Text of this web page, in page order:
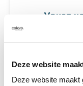
Deze website
Deze website maakt
Voyez
votre
Obtenez